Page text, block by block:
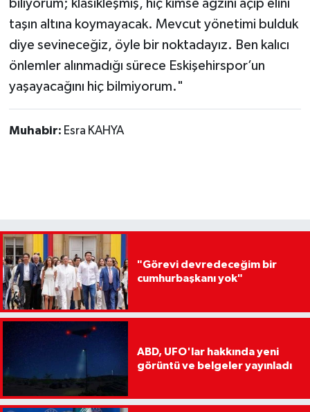
biliyorum; klasikleşmiş, hiç kimse ağzını açıp elini
taşın altına koymayacak. Mevcut yönetimi bulduk
diye sevineceğiz, öyle bir noktadayız. Ben kalıcı
önlemler alınmadığı sürece Eskişehirspor’un
yaşayacağını hiç bilmiyorum."
Muhabir: Esra KAHYA
"Görevi devredeceğim bir
cumhurbaşkanı yok"
ABD, UFO'lar hakkında yeni
görüntü ve belgeler yayınladı